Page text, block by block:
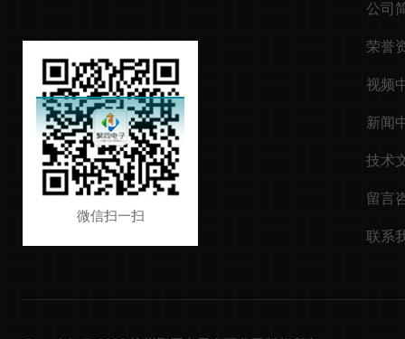
微信扫一扫
公司
荣誉
视频
新闻
技术
留言
联系